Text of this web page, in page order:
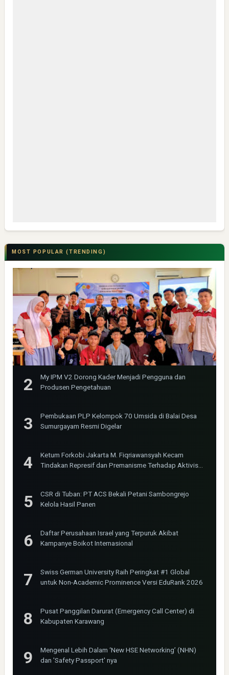
MOST POPULAR (TRENDING)
My IPM V2 Dorong Kader Menjadi Pengguna dan
Produsen Pengetahuan
Pembukaan PLP Kelompok 70 Umsida di Balai Desa
Sumurgayam Resmi Digelar
Ketum Forkobi Jakarta M. Fiqriawansyah Kecam
Tindakan Represif dan Premanisme Terhadap Aktivis
CSR di Tuban: PT ACS Bekali Petani Sambongrejo
Kelola Hasil Panen
Daftar Perusahaan Israel yang Terpuruk Akibat
Kampanye Boikot Internasional
Swiss German University Raih Peringkat #1 Global
untuk Non-Academic Prominence Versi EduRank 2026
Pusat Panggilan Darurat (Emergency Call Center) di
Kabupaten Karawang
Mengenal Lebih Dalam ‘New HSE Networking’ (NHN)
dan 'Safety Passport' nya